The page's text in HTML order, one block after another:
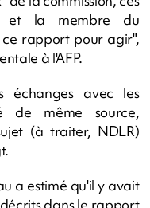
et la membre du
rapport pour agir",
à l'AFP.
avec les
de même source,
(à traiter, NDLR)
a estimé qu'il y avait